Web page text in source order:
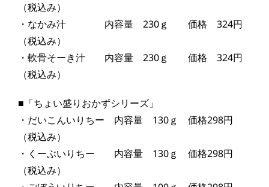
（税込み）
・なかみ汁 内容量 230ｇ 価格 324円
（税込み）
・軟骨そーき汁 内容量 230ｇ 価格 324円
（税込み）
■「ちょい盛りおかずシリーズ」
・だいこんいりちー 内容量 130ｇ 価格298円
（税込み）
・くーぶいりちー 内容量 130ｇ 価格298円
（税込み）